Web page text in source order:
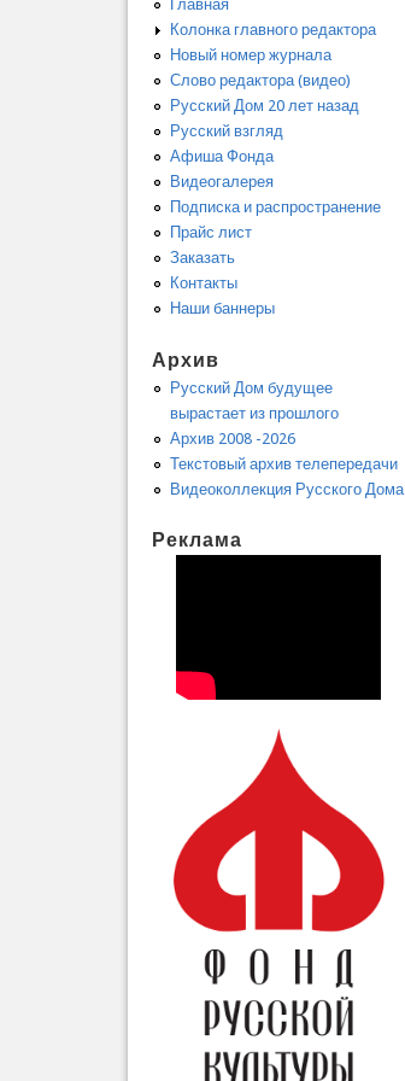
Главная
Колонка главного редактора
Новый номер журнала
Слово редактора (видео)
Русский Дом 20 лет назад
Русский взгляд
Афиша Фонда
Видеогалерея
Подписка и распространение
Прайс лист
Заказать
Контакты
Наши баннеры
Архив
Русский Дом будущее
вырастает из прошлого
Архив 2008 -2026
Текстовый архив телепередачи
Видеоколлекция Русского Дома
Реклама